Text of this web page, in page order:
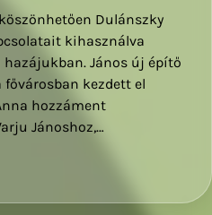
Dulánszky
kihasználva
János új építő
kezdett el
hozzáment
Jánoshoz,…